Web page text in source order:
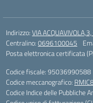
Indirizzo:VIA
Centralino:0696100045
Posta elettronica certificata
Codice fiscale: 95036990588
Codice meccanografico:
Codice Indice delle